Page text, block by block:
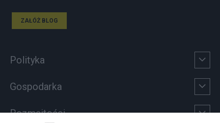
ZAŁÓŻ BLOG
Polityka
Gospodarka
Rozmaitości